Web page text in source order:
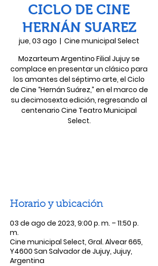
CICLO DE CINE
HERNÁN SUAREZ
jue, 03 ago
  |
Cine municipal Select
Mozarteum Argentino Filial Jujuy se
complace en presentar un clásico para
los amantes del séptimo arte, el Ciclo
de Cine “Hernán Suárez,” en el marco de
su decimosexta edición, regresando al
centenario Cine Teatro Municipal
Horario y ubicación
03 de ago de 2023, 9:00 p. m. – 11:50 p.
m.
Cine municipal Select, Gral. Alvear 665,
Y4600 San Salvador de Jujuy, Jujuy,
Argentina